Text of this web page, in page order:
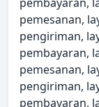
pemesanan,
pengiriman,
pembayaran,
pemesanan,
pengiriman,
pembayaran,